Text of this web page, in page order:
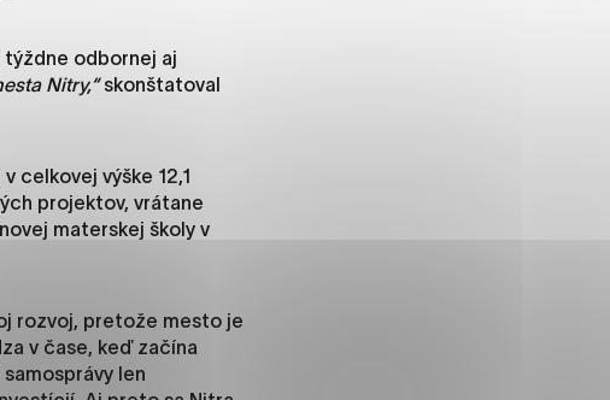
odbornej aj
Nitry,“skonštatoval
celkovej výške 12,1
projektov, vrátane
materskej školy v
rozvoj, pretože mesto je
v čase, keď začína
len
zbierajú anonymne a nie je